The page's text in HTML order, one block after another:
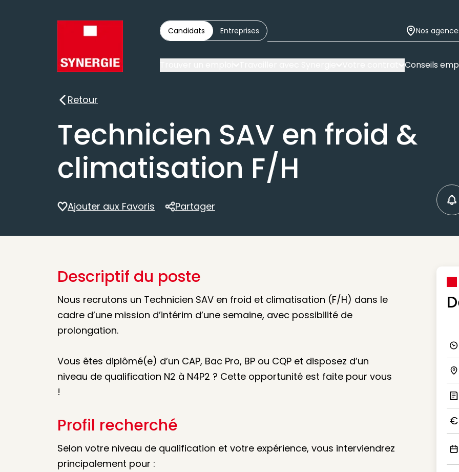
Candidats Entreprises Nos
Conseils
Retour
Retour
Technicien SAV en froid &
climatisation F/H
Ajouter aux Favoris
Partager
Partager
Descriptif du poste
Nous recrutons un Technicien SAV en froid et climatisation (F/H) dans le
cadre d’une mission d’intérim d’une semaine, avec possibilité de
prolongation.
Vous êtes diplômé(e) d’un CAP, Bac Pro, BP ou CQP et disposez d’un
niveau de qualification N2 à N4P2 ? Cette opportunité est faite pour vous
!
Profil recherché
Selon votre niveau de qualification et votre expérience, vous interviendrez
principalement pour :